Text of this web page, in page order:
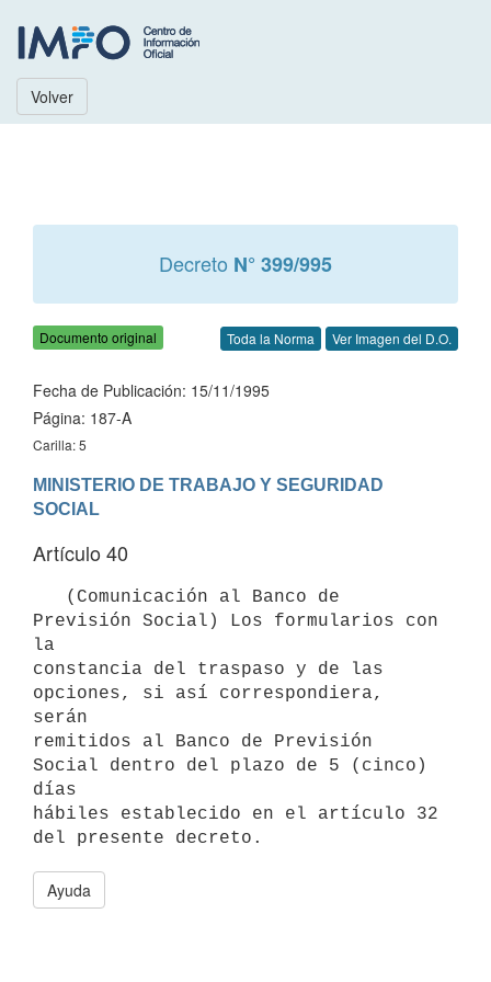
Volver
Decreto N° 399/995
Documento original Toda la Norma Ver Imagen del D.O.
Fecha de Publicación: 15/11/1995
Página: 187-A
Carilla: 5
MINISTERIO DE TRABAJO Y SEGURIDAD
Artículo 40
Previsión Social) Los formularios con
la
constancia del traspaso y de las
opciones, si así correspondiera,
serán
remitidos al Banco de Previsión
Social dentro del plazo de 5 (cinco)
días
hábiles establecido en el artículo 32
Ayuda